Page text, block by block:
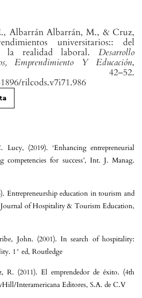
Albarrán Albarrán, M., & Cruz,
universitarios:: del
la realidad laboral. Desarrollo
Emprendimiento Y Educación,
42–52.
rilcods.v7i71.986
(2019). ‘Enhancing entrepreneurial
competencies for success’, Int. J. Manag.
Entrepreneurship education in tourism and
of Hospitality & Tourism Education,
John. (2001). In search of hospitality:
1° ed, Routledge
R. (2011). El emprendedor de éxito. (4th
Interamericana Editores, S.A. de C.V